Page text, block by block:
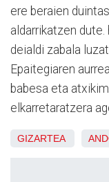
ere beraien
aldarrikatzen
deialdi zabala
Epaitegiaren
babesa eta
elkarretaratzera
GIZARTEA